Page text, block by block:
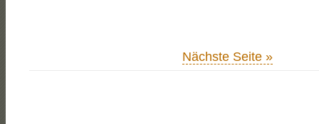
Nächste Seite »